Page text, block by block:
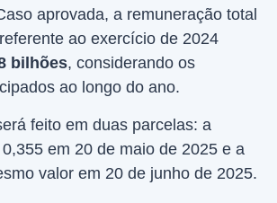
aprovada, a remuneração total
ao exercício de 2024
bilhões, considerando os
ao longo do ano.
feito em duas parcelas: a
em 20 de maio de 2025 e a
valor em 20 de junho de 2025.